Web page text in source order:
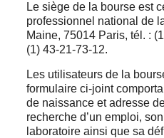
Le siège de la bourse est
professionnel national de
Maine, 75014 Paris, tél. :
(1) 43-21-73-12.
Les utilisateurs de la
formulaire ci-joint
de naissance et adresse
recherche d’un emploi,
laboratoire ainsi que sa